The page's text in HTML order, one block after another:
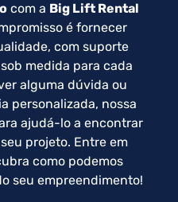
com a Big Lift Rental
é fornecer
com suporte
medida para cada
alguma dúvida ou
personalizada, nossa
ajudá-lo a encontrar
projeto. Entre em
como podemos
seu empreendimento!